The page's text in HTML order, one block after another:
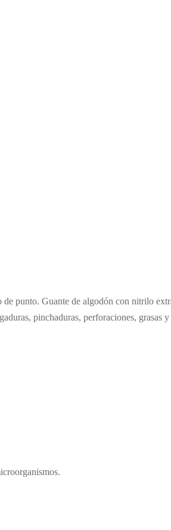
punto. Guante de algodón con nitrilo
pinchaduras, perforaciones, grasas y